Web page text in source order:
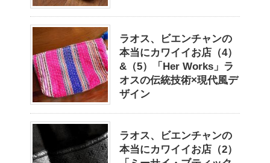
ラオス、ビエンチャンの
本当にカワイイお店（4）
&（5）「Her Works」ラ
オスの伝統技術×現代風デ
ザイン
ラオス、ビエンチャンの
本当にカワイイお店（2）